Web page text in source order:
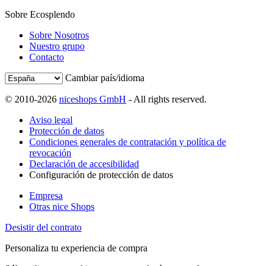
Sobre Ecosplendo
Sobre Nosotros
Nuestro grupo
Contacto
Cambiar país/idioma
© 2010-2026 niceshops GmbH - All rights reserved.
Aviso legal
Protección de datos
Condiciones generales de contratación y política de
revocación
Declaración de accesibilidad
Configuración de protección de datos
Empresa
Otras nice Shops
Desistir del contrato
Personaliza tu experiencia de compra